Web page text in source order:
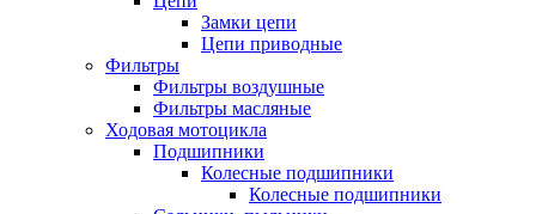
Замки цепи
Цепи приводные
Фильтры
Фильтры воздушные
Фильтры масляные
Ходовая мотоцикла
Подшипники
Колесные подшипники
Колесные подшипники